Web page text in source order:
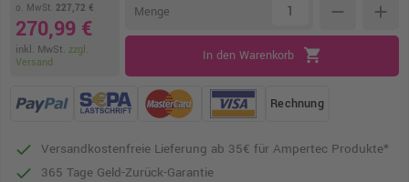
o. MwSt. 227,72 €
270,99 €
inkl. MwSt. zzgl.
Versand
Menge remove add
In den Warenkorb shopping_cart
Rechnung
Versandkostenfreie Lieferung ab 35€ für Ampertec Produkte*
365 Tage Geld-Zurück-Garantie